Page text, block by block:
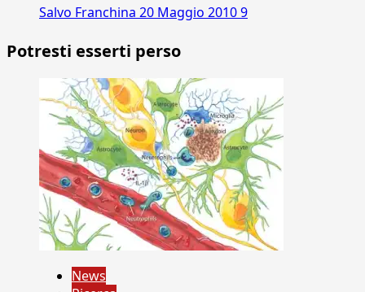
Salvo Franchina 20 Maggio 20109
Potresti esserti perso
News